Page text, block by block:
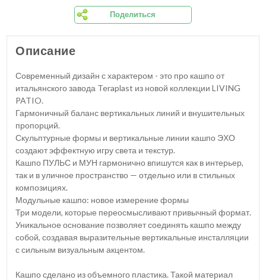
Поделиться
Описание
Современный дизайн с характером - это про кашпо от
итальянского завода Teraplast из новой коллекции LIVING
PATIO.
Гармоничный баланс вертикальных линий и внушительных
пропорций.
Скульптурные формы и вертикальные линии кашпо ЭХО
создают эффектную игру света и текстур.
Кашпо ПУЛЬС и МУН гармонично впишутся как в интерьер,
так и в уличное пространство — отдельно или в стильных
композициях.
Модульные кашпо: новое измерение формы
Три модели, которые переосмысливают привычный формат.
Уникальное основание позволяет соединять кашпо между
собой, создавая выразительные вертикальные инсталляции
с сильным визуальным акцентом.
Кашпо сделано из объемного пластика. Такой материал